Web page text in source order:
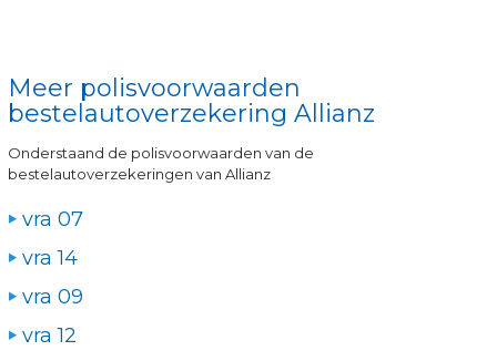
Meer polisvoorwaarden
bestelautoverzekering Allianz
Onderstaand de polisvoorwaarden van de
bestelautoverzekeringen van Allianz
vra 07
vra 14
vra 09
vra 12